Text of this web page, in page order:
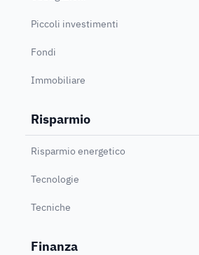
Piccoli investimenti
Fondi
Immobiliare
Risparmio
Risparmio energetico
Tecnologie
Tecniche
Finanza